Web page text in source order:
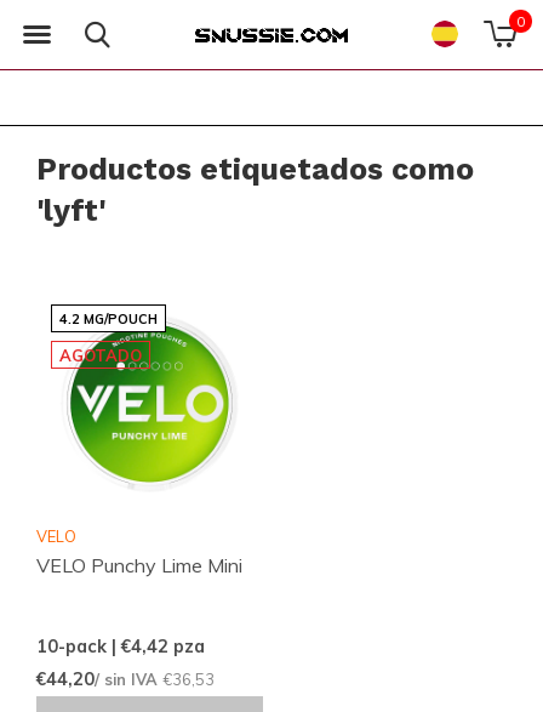
0
Productos etiquetados como
'lyft'
4.2 MG/POUCH
AGOTADO
VELO
VELO Punchy Lime Mini
10-pack | €4,42 pza
€44,20/ sin IVA €36,53